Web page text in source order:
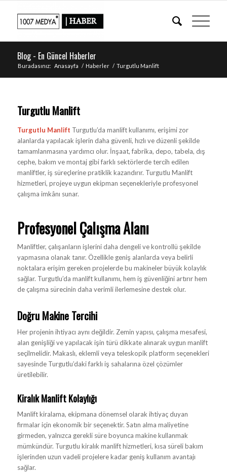
Blog - En Güncel Haberler
Buradasınız: Anasayfa / Haberler / Turgutlu Manlift
Turgutlu Manlift
Turgutlu Manlift Turgutlu’da manlift kullanımı, erişimi zor
alanlarda yapılacak işlerin daha güvenli, hızlı ve düzenli şekilde
tamamlanmasına yardımcı olur. İnşaat, fabrika, depo, tabela, dış
cephe, bakım ve montaj gibi farklı sektörlerde tercih edilen
manliftler, iş süreçlerine pratiklik kazandırır. Turgutlu Manlift
hizmetleri, projeye uygun ekipman seçenekleriyle profesyonel
çalışma imkânı sunar.
Profesyonel Çalışma Alanı
Manliftler, çalışanların işlerini daha dengeli ve kontrollü şekilde
yapmasına olanak tanır. Özellikle geniş alanlarda veya belirli
noktalara erişim gereken projelerde bu makineler büyük kolaylık
sağlar. Turgutlu’da manlift kullanımı, hem iş güvenliğini artırır hem
de çalışma sürecinin daha verimli ilerlemesine destek olur.
Doğru Makine Tercihi
Her projenin ihtiyacı aynı değildir. Zemin yapısı, çalışma mesafesi,
alan genişliği ve yapılacak işin türü dikkate alınarak uygun manlift
seçilmelidir. Makaslı, eklemli veya teleskopik platform seçenekleri
sayesinde Turgutlu’daki farklı iş sahalarına özel çözümler
üretilebilir.
Kiralık Manlift Kolaylığı
Manlift kiralama, ekipmana dönemsel olarak ihtiyaç duyan
firmalar için ekonomik bir seçenektir. Satın alma maliyetine
girmeden, yalnızca gerekli süre boyunca makine kullanmak
mümkündür. Turgutlu kiralık manlift hizmetleri, kısa süreli bakım
işlerinden uzun vadeli projelere kadar geniş kullanım avantajı
sağlar.